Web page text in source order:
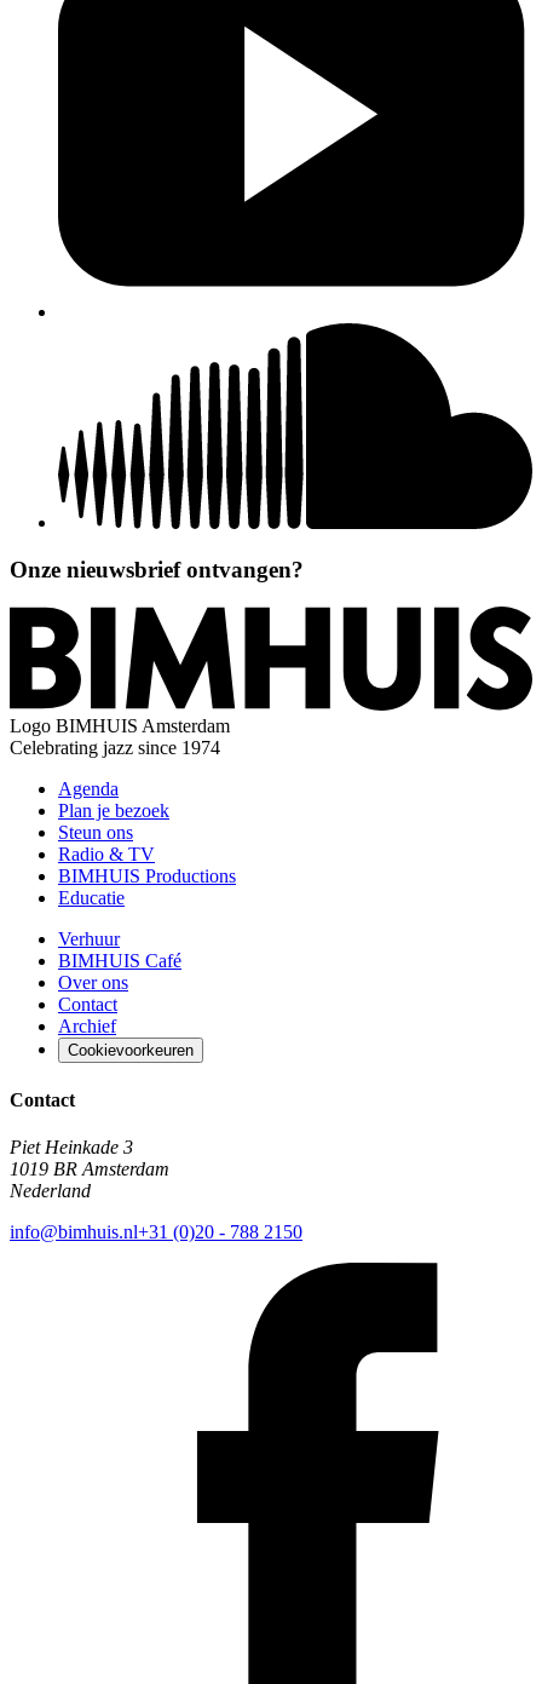
Onze nieuwsbrief ontvangen?
Logo BIMHUIS Amsterdam
Celebrating jazz since 1974
Agenda
Plan je bezoek
Steun ons
Radio & TV
BIMHUIS Productions
Educatie
Verhuur
BIMHUIS Café
Over ons
Contact
Archief
Cookievoorkeuren
Contact
Piet Heinkade 3
1019 BR Amsterdam
Nederland
info@bimhuis.nl+31 (0)20 - 788 2150